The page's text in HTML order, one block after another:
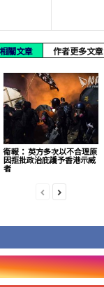
相關文章 作者更多文章
衛報： 英方多次以不合理原
因拒批政治庇護予香港示威
者